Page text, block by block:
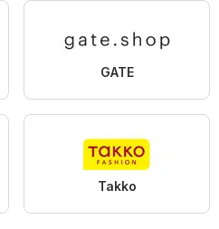
GATE
Takko